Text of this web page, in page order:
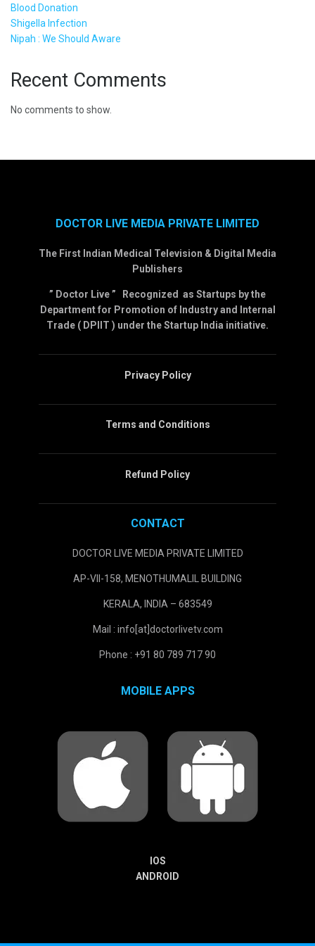
Blood Donation
Shigella Infection
Nipah : We Should Aware
Recent Comments
No comments to show.
DOCTOR LIVE MEDIA PRIVATE LIMITED
The First Indian Medical Television & Digital Media
Publishers
” Doctor Live ” Recognized as Startups by the
Department for Promotion of Industry and Internal
Trade ( DPIIT ) under the Startup India initiative.
Privacy Policy
Terms and Conditions
Refund Policy
CONTACT
DOCTOR LIVE MEDIA PRIVATE LIMITED
AP-VII-158, MENOTHUMALIL BUILDING
KERALA, INDIA – 683549
Mail : info[at]doctorlivetv.com
Phone : +91 80 789 717 90
MOBILE APPS
IOS
ANDROID